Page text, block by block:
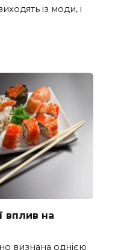
із моди, і
вплив на
визнана однією